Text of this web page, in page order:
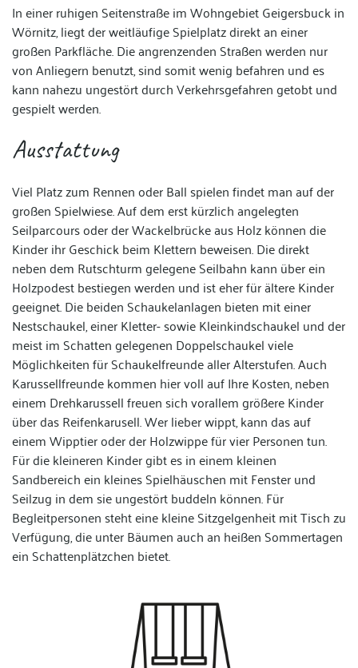
In einer ruhigen Seitenstraße im Wohngebiet Geigersbuck in
Wörnitz, liegt der weitläufige Spielplatz direkt an einer
großen Parkfläche. Die angrenzenden Straßen werden nur
von Anliegern benutzt, sind somit wenig befahren und es
kann nahezu ungestört durch Verkehrsgefahren getobt und
gespielt werden.
Ausstattung
Viel Platz zum Rennen oder Ball spielen findet man auf der
großen Spielwiese. Auf dem erst kürzlich angelegten
Seilparcours oder der Wackelbrücke aus Holz können die
Kinder ihr Geschick beim Klettern beweisen. Die direkt
neben dem Rutschturm gelegene Seilbahn kann über ein
Holzpodest bestiegen werden und ist eher für ältere Kinder
geeignet. Die beiden Schaukelanlagen bieten mit einer
Nestschaukel, einer Kletter- sowie Kleinkindschaukel und der
meist im Schatten gelegenen Doppelschaukel viele
Möglichkeiten für Schaukelfreunde aller Alterstufen.Auch
Karussellfreunde kommen hier voll auf Ihre Kosten, neben
einem Drehkarussell freuen sich vorallem größere Kinder
über das Reifenkarusell. Wer lieber wippt, kann das auf
einem Wipptier oder der Holzwippe für vier Personen tun.
Für die kleineren Kinder gibt es in einem kleinen
Sandbereich ein kleines Spielhäuschen mit Fenster und
Seilzug in dem sie ungestört buddeln können. Für
Begleitpersonen steht eine kleine Sitzgelgenheit mit Tisch zu
Verfügung, die unter Bäumen auch an heißen Sommertagen
ein Schattenplätzchen bietet.